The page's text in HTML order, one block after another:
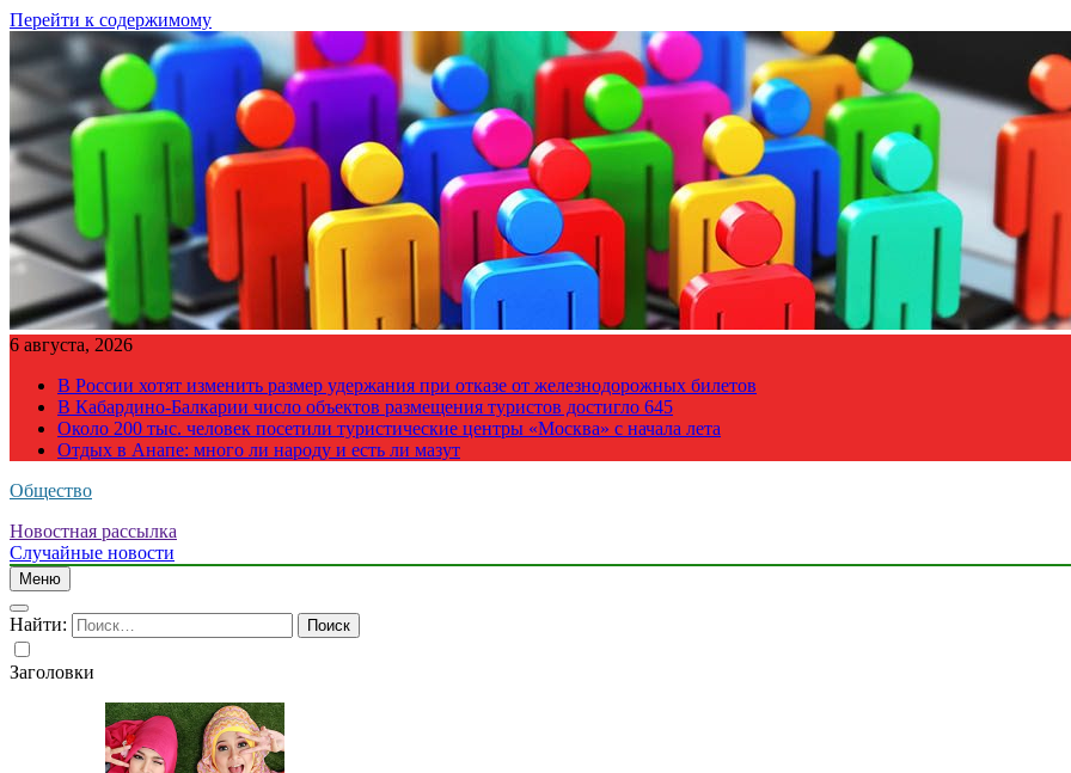
Перейти к содержимому
6 августа, 2026
В России хотят изменить размер удержания при отказе от железнодорожных билетов
В Кабардино-Балкарии число объектов размещения туристов достигло 645
Около 200 тыс. человек посетили туристические центры «Москва» с начала лета
Отдых в Анапе: много ли народу и есть ли мазут
Общество
Новостная рассылка
Случайные новости
Меню
Найти:
Заголовки